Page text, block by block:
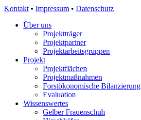
Kontakt • Impressum • Datenschutz
Über uns
Projektträger
Projektpartner
Projektarbeitsgruppen
Projekt
Projektflächen
Projektmaßnahmen
Forstökonomische Bilanzierung
Evaluation
Wissenswertes
Gelber Frauenschuh